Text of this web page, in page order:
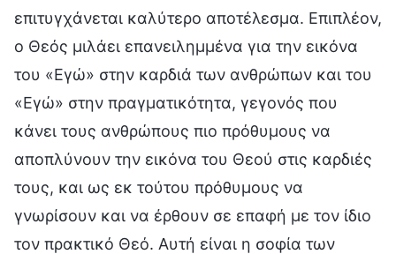
επιτυγχάνεται καλύτερο αποτέλεσμα. Επιπλέον,
ο Θεός μιλάει επανειλημμένα για την εικόνα
του «Εγώ» στην καρδιά των ανθρώπων και του
«Εγώ» στην πραγματικότητα, γεγονός που
κάνει τους ανθρώπους πιο πρόθυμους να
αποπλύνουν την εικόνα του Θεού στις καρδιές
τους, και ως εκ τούτου πρόθυμους να
γνωρίσουν και να έρθουν σε επαφή με τον ίδιο
τον πρακτικό Θεό. Αυτή είναι η σοφία των